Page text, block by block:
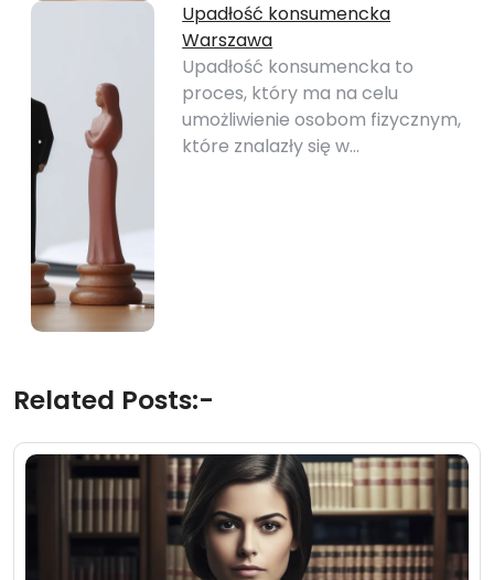
Upadłość konsumencka
Warszawa
Upadłość konsumencka to
proces, który ma na celu
umożliwienie osobom fizycznym,
które znalazły się w…
Related Posts:-